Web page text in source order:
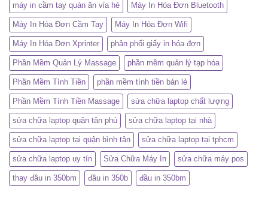
máy in cầm tay quán ăn vỉa hè Máy In Hóa Đơn Bluetooth
Máy In Hóa Đơn Cầm Tay Máy In Hóa Đơn Wifi
Máy In Hóa Đơn Xprinter phân phối giấy in hóa đơn
Phần Mềm Quản Lý Massage phần mềm quản lý tạp hóa
Phần Mềm Tính Tiền phần mềm tính tiền bán lẻ
Phần Mềm Tính Tiền Massage sửa chữa laptop chất lượng
sửa chữa laptop quận tân phú sửa chữa laptop tại nhà
sửa chữa laptop tại quận bình tân sửa chữa laptop tại tphcm
sửa chữa laptop uy tín Sửa Chữa Máy In sửa chữa máy pos
thay đầu in 350bm đầu in 350b đầu in 350bm